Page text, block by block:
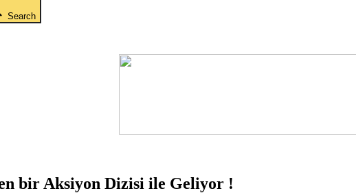
Search
bir Aksiyon Dizisi ile Geliyor !